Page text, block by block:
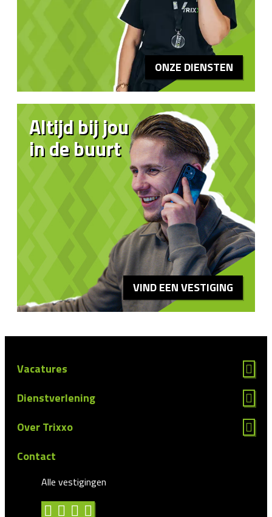
ONZE DIENSTEN
Altijd bij jou
in de buurt
VIND EEN VESTIGING
Vacatures
Dienstverlening
Over Trixxo
Contact
Alle vestigingen